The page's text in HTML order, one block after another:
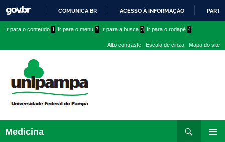
PARA
CONTEÚDO
COMUNICA BR ACESSO À INFORMAÇÃO
conteúdo
menu
superior
menu
Ir para o conteúdo 1 Ir para o menu 2 Ir para a busca 3 Ir para o rodapé 4
Alto contraste Escala de cinza Mapa do site
Medicina
para